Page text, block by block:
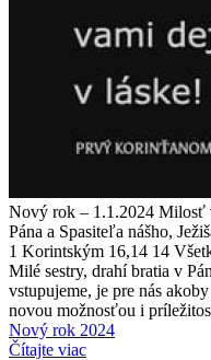
Nový rok – 1.1.2024 Milosť
Pána a Spasiteľa nášho,
1 Korintským 16,14 14
Milé sestry, drahí bratia v
vstupujeme, je pre nás
novou možnosťou i
Nový rok 2024
Čítajte viac